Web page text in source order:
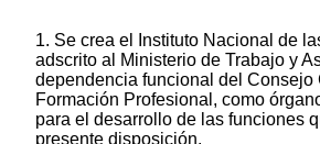
1. Se crea el Instituto Nacional de
adscrito al Ministerio de Trabajo y
dependencia funcional del Consejo
Formación Profesional, como
para el desarrollo de las funciones
presente disposición.